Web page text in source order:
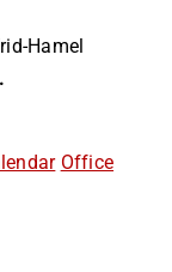
Hamel
Office